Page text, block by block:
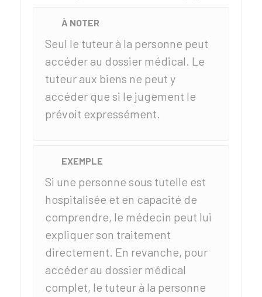
À NOTER
Seul le tuteur à la personne peut
accéder au dossier médical. Le
tuteur aux biens ne peut y
accéder que si le jugement le
prévoit expressément.
EXEMPLE
Si une personne sous tutelle est
hospitalisée et en capacité de
comprendre, le médecin peut lui
expliquer son traitement
directement. En revanche, pour
accéder au dossier médical
complet, le tuteur à la personne